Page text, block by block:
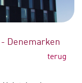
Denemarken
terug